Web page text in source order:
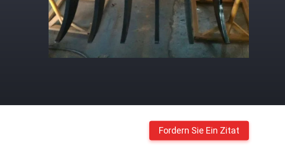
Fordern Sie Ein Zitat